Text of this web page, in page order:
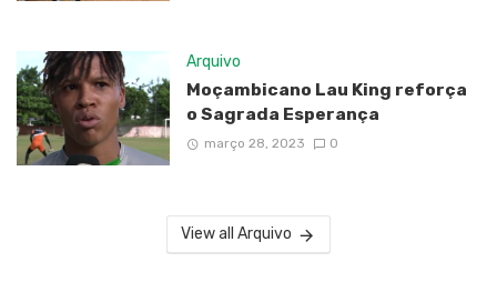
Arquivo
Moçambicano Lau King reforça
o Sagrada Esperança
março 28, 2023 0
View all Arquivo